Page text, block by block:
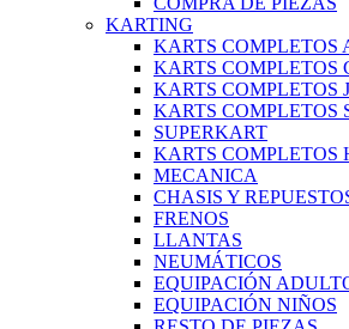
KARTING
KARTS COMPLETOS
KARTS COMPLETOS
KARTS COMPLETOS
KARTS COMPLETOS
SUPERKART
KARTS COMPLETOS
MECANICA
CHASIS Y
FRENOS
LLANTAS
NEUMÁTICOS
EQUIPACIÓN
EQUIPACIÓN NIÑOS